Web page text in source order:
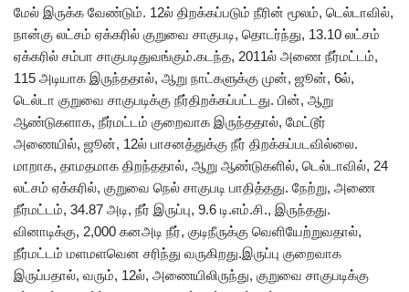
மேல் இருக்க வேண்டும். 12ல் திறக்கப்படும் நீரின் மூலம், டெல்டாவில்,
நான்கு லட்சம் ஏக்கரில் குறுவை சாகுபடி, தொடர்ந்து, 13.10 லட்சம்
ஏக்கரில் சம்பா சாகுபடிதுவங்கும்.கடந்த, 2011ல் அணை நீர்மட்டம்,
115 அடியாக இருந்ததால், ஆறு நாட்களுக்கு முன், ஜூன், 6ல்,
டெல்டா குறுவை சாகுபடிக்கு நீர்திறக்கப்பட்டது. பின், ஆறு
ஆண்டுகளாக, நீர்மட்டம் குறைவாக இருந்ததால், மேட்டூர்
அணையில், ஜூன், 12ல் பாசனத்துக்கு நீர் திறக்கப்படவில்லை.
மாறாக, தாமதமாக திறந்ததால், ஆறு ஆண்டுகளில், டெல்டாவில், 24
லட்சம் ஏக்கரில், குறுவை நெல் சாகுபடி பாதித்தது. நேற்று, அணை
நீர்மட்டம், 34.87 அடி, நீர் இருப்பு, 9.6 டி.எம்.சி., இருந்தது.
வினாடிக்கு, 2,000 கனஅடி நீர், குடிநீருக்கு வெளியேற்றுவதால்,
நீர்மட்டம் மளமளவென சரிந்து வருகிறது.இருப்பு குறைவாக
இருப்பதால், வரும், 12ல், அணையிலிருந்து, குறுவை சாகுபடிக்கு